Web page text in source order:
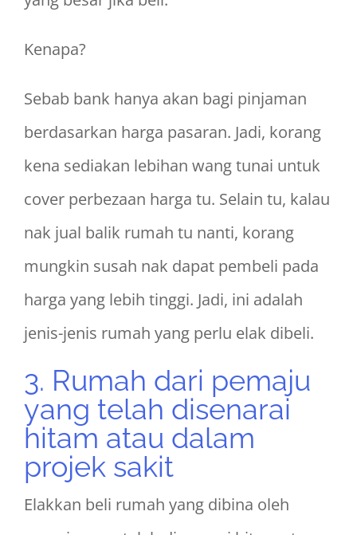
Kenapa?
Sebab bank hanya akan bagi pinjaman
berdasarkan harga pasaran. Jadi, korang
kena sediakan lebihan wang tunai untuk
cover perbezaan harga tu. Selain tu, kalau
nak jual balik rumah tu nanti, korang
mungkin susah nak dapat pembeli pada
harga yang lebih tinggi. Jadi, ini adalah
jenis-jenis rumah yang perlu elak dibeli.
3. Rumah dari pemaju
yang telah disenarai
hitam atau dalam
projek sakit
Elakkan beli rumah yang dibina oleh